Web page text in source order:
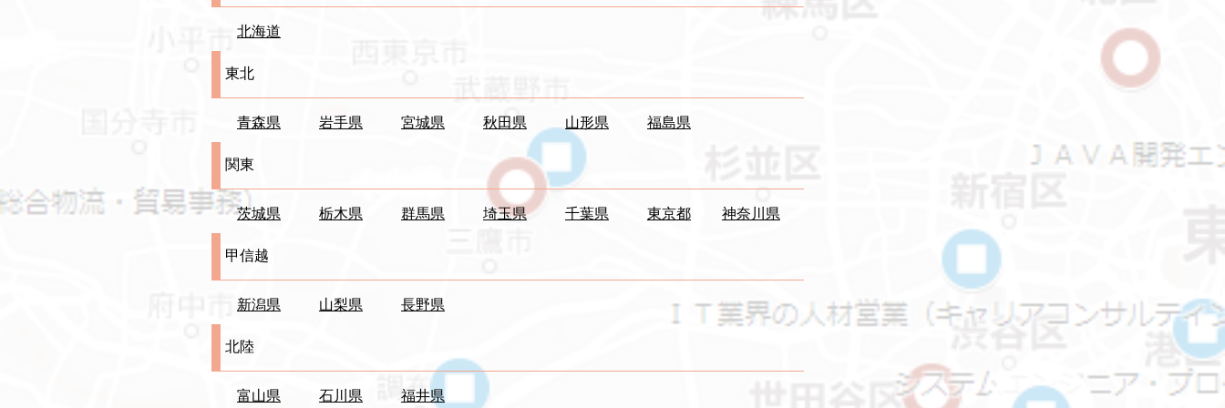
​北海道
東北
青森県 ​岩手県 宮城県 秋田県 山形県 福島県
関東
茨城県 栃木県 群馬県 埼玉県 千葉県 東京都 神奈川県
甲信越
新潟県 山梨県 長野県
北陸
富山県 石川県 福井県